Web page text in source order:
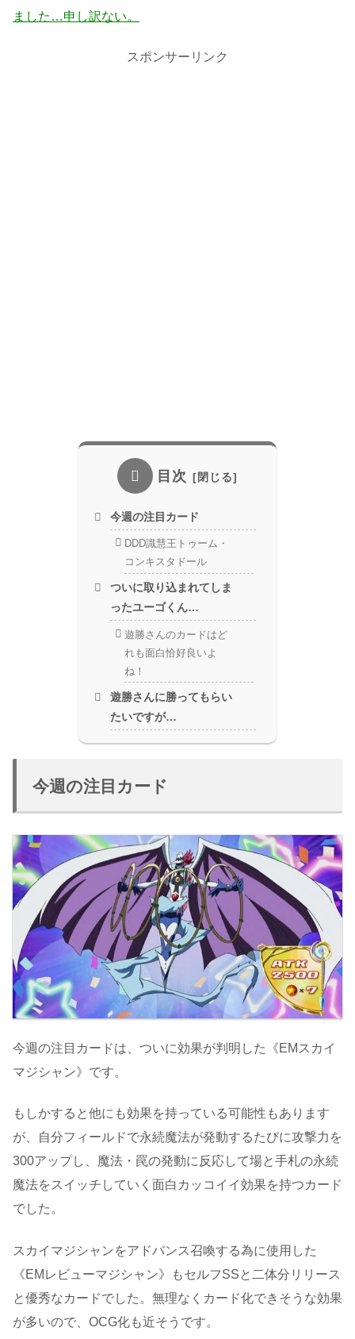
ました…申し訳ない。
スポンサーリンク
目次
今週の注目カード
DDD識慧王トゥーム・
コンキスタドール
ついに取り込まれてしま
ったユーゴくん…
遊勝さんのカードはど
れも面白恰好良いよ
ね！
遊勝さんに勝ってもらい
たいですが…
今週の注目カード
今週の注目カードは、ついに効果が判明した《EMスカイ
マジシャン》です。
もしかすると他にも効果を持っている可能性もあります
が、自分フィールドで永続魔法が発動するたびに攻撃力を
300アップし、魔法・罠の発動に反応して場と手札の永続
魔法をスイッチしていく面白カッコイイ効果を持つカード
でした。
スカイマジシャンをアドバンス召喚する為に使用した
《EMレビューマジシャン》もセルフSSと二体分リリース
と優秀なカードでした。無理なくカード化できそうな効果
が多いので、OCG化も近そうです。